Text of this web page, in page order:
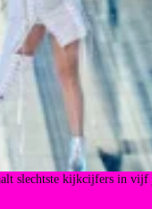
slechtste kijkcijfers in vijf